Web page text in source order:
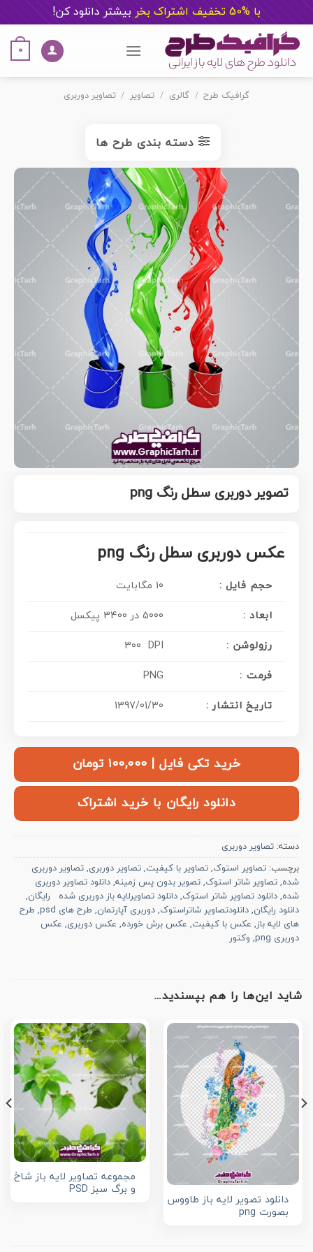
با %50 تخفیف اشتراک بخر بیشتر دانلود کن!
content
0
گرافیک طرح / گالری / تصاویر / تصاویر دوربری
دسته بندی طرح ها
تصویر دوربری سطل رنگ png
عکس دوربری سطل رنگ png
حجم فایل : 10 مگابایت
ابعاد : 5000 در 3400 پیکسل
: رزولوشن 300 DPI
فرمت : PNG
تاریخ انتشار : 1397/01/30
خرید تکی فایل | ۱۰۰,۰۰۰ تومان
دانلود رایگان با خرید اشتراک
دسته: تصاویر دوربری
برچسب: تصاویر استوک, تصاویر با کیفیت, تصاویر دوربری, تصاویر دوربری
شده, تصاویر شاتر استوک, تصویر بدون پس زمینه, دانلود تصاویر دوربری
شده, دانلود تصاویر شاتر استوک, دانلود تصاویرلایه باز دوربری شده رایگان,
دانلود رایگان, دانلودتصاویر شاتراستوک, دوربری آپارتمان, طرح های psd , طرح
های لایه باز, عکس با کیفیت, عکس برش خورده, عکس دوربری, عکس
دوربری png
, وکتور
شاید این‌ها را هم بپسندید…
دانلود تصویر لایه باز طاووس
بصورت png
مجموعه تصاویر لایه باز شاخ
و برگ سبز PSD